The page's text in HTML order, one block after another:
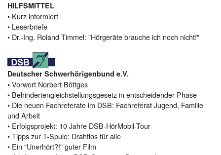
HILFSMITTEL
• Kurz informiert
• Leserbriefe
• Dr.-Ing. Roland Timmel: "Hörgeräte brauche ich noch nicht!"
Deutscher Schwerhörigenbund e.V.
• Vorwort Norbert Böttges
• Behindertengleichstellungsgesetz in entscheidender Phase
• Die neuen Fachreferate im DSB: Fachreferat Jugend, Familie
und Arbeit
• Erfolgsprojekt: 10 Jahre DSB-HörMobil-Tour
• Tipps zur T-Spule: Drahtlos für alle
• Ein "Unerhört?!" guter Film